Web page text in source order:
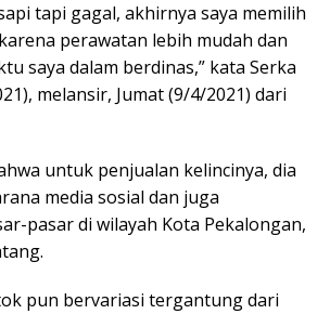
tapi gagal, akhirnya saya memilih
perawatan lebih mudah dan
saya dalam berdinas,” kata Serka
melansir, Jumat (9/4/2021) dari
untuk penjualan kelincinya, dia
media sosial dan juga
pasar di wilayah Kota Pekalongan,
pun bervariasi tergantung dari